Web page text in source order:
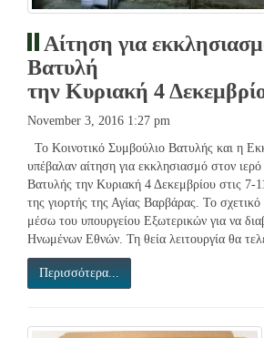
Αίτηση για
Βατυλή
την Κυριακή 4
November 3, 2016 1:27 pm
Το Κοινοτικό Συμβούλιο Βατυλής και η
υπέβαλαν αίτηση για εκκλησιασμό στον
Βατυλής την Κυριακή 4 Δεκεμβρίου στις 7-
της γιορτής της Αγίας Βαρβάρας. Το
μέσω του υπουργείου Εξωτερικών για να
Ηνωμένων Εθνών. Τη θεία λειτουργία θα
Περισσότερα...